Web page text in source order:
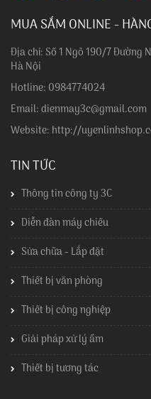
MUA SẮM ONLINE -
Địa chỉ: Số 1 Ngõ 190/7 Đường
Hà Nội
Hotline: 0984774024
Email: dienmay3c@gmail.com
Website: http://
TIN TỨC
Thông tin công ty 3C
Diễn đàn máy chiếu
Sửa chữa - Lắp đặt
Thiết bị văn phòng
Thiết bị công nghiệp
Giải pháp xử lý ẩm
Thiết bị tương tác